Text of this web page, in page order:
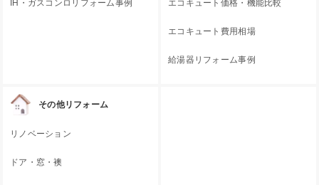
IH・ガスコンロリフォーム事例 エコキュート価格・機能比較
エコキュート費用相場
給湯器リフォーム事例
その他リフォーム
リノベーション
ドア・窓・襖